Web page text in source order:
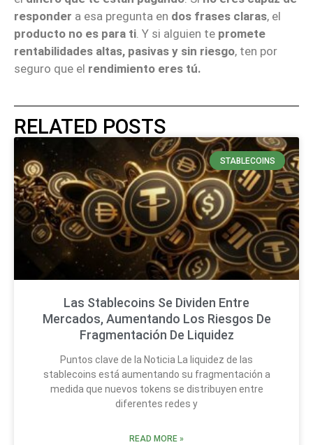
responder a esa pregunta en dos frases claras, el
producto no es para ti . Y si alguien te promete
rentabilidades altas, pasivas y sin riesgo, ten por
seguro que el rendimiento eres tú.
RELATED POSTS
STABLECOINS
Las Stablecoins Se Dividen Entre
Mercados, Aumentando Los Riesgos De
Fragmentación De Liquidez
Puntos clave de la Noticia La liquidez de las
stablecoins está aumentando su fragmentación a
medida que nuevos tokens se distribuyen entre
diferentes redes y
READ MORE »